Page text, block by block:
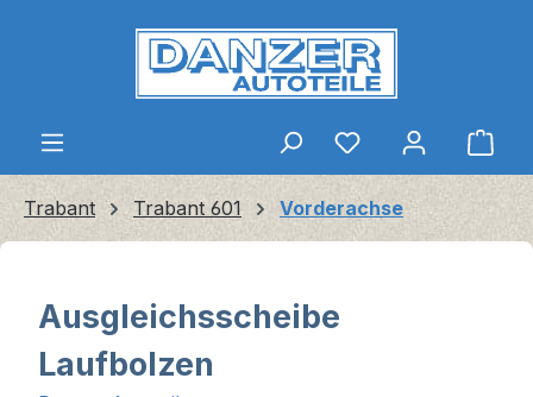
Zum Hauptinhalt springen
Trabant Trabant 601 Vorderachse
Ausgleichsscheibe
Laufbolzen